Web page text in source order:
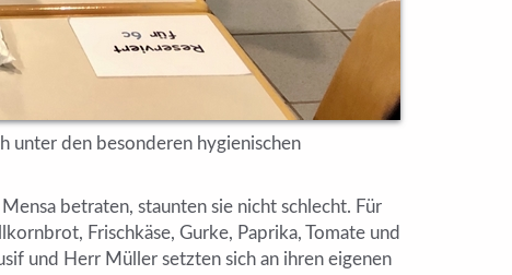
unter den besonderen hygienischen
betraten, staunten sie nicht schlecht. Für
Frischkäse, Gurke, Paprika, Tomate und
und Herr Müller setzten sich an ihren eigenen